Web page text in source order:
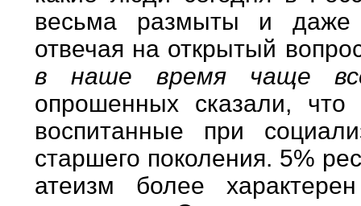
весьма размыты и даже
отвечая на открытый
в наше время чаще
опрошенных сказали,
воспитанные при
старшего поколения. 5%
атеизм более